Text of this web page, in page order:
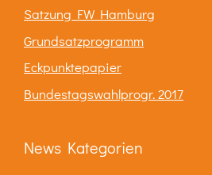
Satzung FW Hamburg
Grundsatzprogramm
Eckpunktepapier
Bundestagswahlprogr. 2017
News Kategorien